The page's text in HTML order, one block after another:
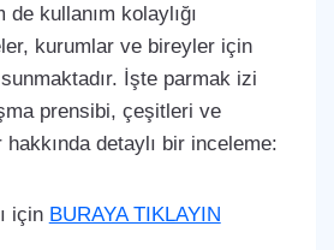
kullanım kolaylığı
kurumlar ve bireyler için
İşte parmak izi
prensibi, çeşitleri ve
hakkında detaylı bir inceleme:
için BURAYA TIKLAYIN